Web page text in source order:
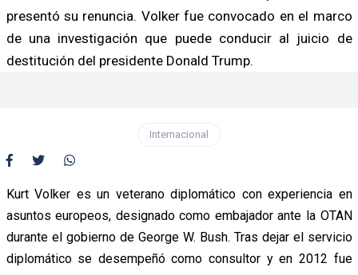
presentó su renuncia. Volker fue convocado en el marco
de una investigación que puede conducir al juicio de
destitución del presidente Donald Trump.
Internacional
Kurt Volker es un veterano diplomático con experiencia en
asuntos europeos, designado como embajador ante la OTAN
durante el gobierno de George W. Bush. Tras dejar el servicio
diplomático se desempeñó como consultor y en 2012 fue